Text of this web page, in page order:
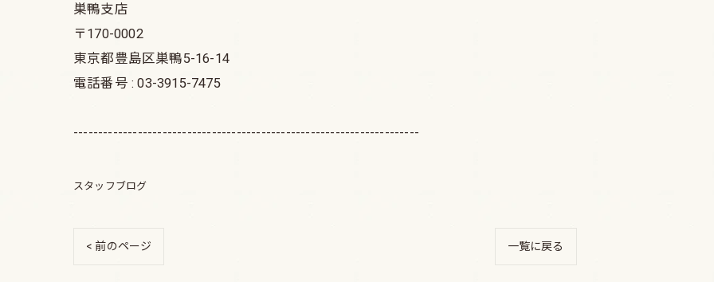
巣鴨支店
〒170-0002
東京都豊島区巣鴨5-16-14
電話番号 : 03-3915-7475
----------------------------------------------------------------------
スタッフブログ
< 前のページ 一覧に戻る